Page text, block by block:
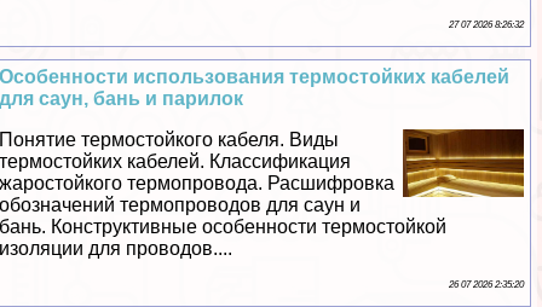
27 07 2026 8:26:32
Особенности использования термостойких кабелей
для саун, бань и парилок
Понятие термостойкого кабеля. Виды
термостойких кабелей. Классификация
жаростойкого термопровода. Расшифровка
обозначений термопроводов для саун и
бань. Конструктивные особенности термостойкой
изоляции для проводов....
26 07 2026 2:35:20